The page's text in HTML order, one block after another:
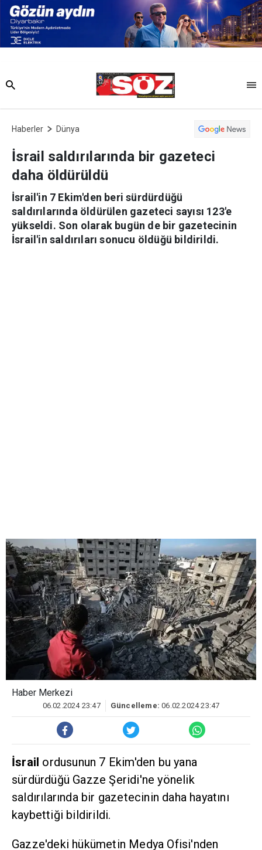
Haberler Dünya
İsrail saldırılarında bir gazeteci
daha öldürüldü
İsrail'in 7 Ekim'den beri sürdürdüğü
saldırılarında öldürülen gazeteci sayısı 123'e
yükseldi. Son olarak bugün de bir gazetecinin
İsrail'in saldırıları sonucu öldüğü bildirildi.
Haber Merkezi
06.02.2024 23:47 Güncelleme: 06.02.2024 23:47
İsrail ordusunun 7 Ekim'den bu yana
sürdürdüğü Gazze Şeridi'ne yönelik
saldırılarında bir gazetecinin daha hayatını
kaybettiği bildirildi.
Gazze'deki hükümetin Medya Ofisi'nden